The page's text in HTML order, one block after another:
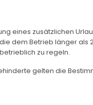
eines zusätzlichen
dem Betrieb länger als
zu regeln.
gelten die